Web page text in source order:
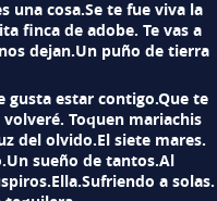
una cosa.Se te fue viva la
finca de adobe. Te vas a
dejan.Un puño de tierra
gusta estar contigo.Que te
Toquen mariachis
del olvido.El siete mares.
sueño de tantos.Al
a solas.